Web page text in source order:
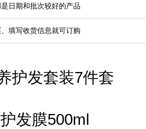
日期和批次较好的产品
填写收货信息就可订购
护发套装7件套
发膜500ml